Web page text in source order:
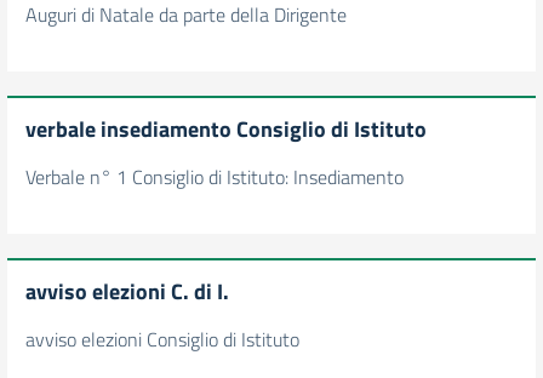
Auguri di Natale da parte della Dirigente
verbale insediamento Consiglio di Istituto
Verbale n° 1 Consiglio di Istituto: Insediamento
avviso elezioni C. di I.
avviso elezioni Consiglio di Istituto